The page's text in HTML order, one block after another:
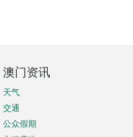
澳门资讯
天气
交通
公众假期